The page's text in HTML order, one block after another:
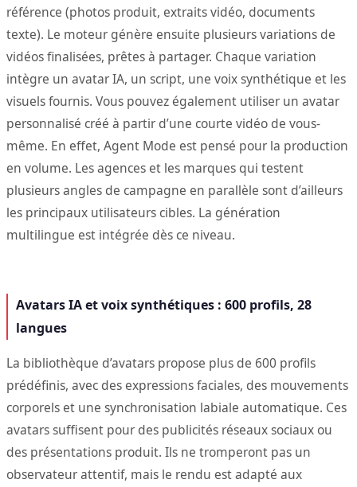
référence (photos produit, extraits vidéo, documents
texte). Le moteur génère ensuite plusieurs variations de
vidéos finalisées, prêtes à partager. Chaque variation
intègre un avatar IA, un script, une voix synthétique et les
visuels fournis. Vous pouvez également utiliser un avatar
personnalisé créé à partir d’une courte vidéo de vous-
même. En effet, Agent Mode est pensé pour la production
en volume. Les agences et les marques qui testent
plusieurs angles de campagne en parallèle sont d’ailleurs
les principaux utilisateurs cibles. La génération
multilingue est intégrée dès ce niveau.
Avatars IA et voix synthétiques : 600 profils, 28
langues
La bibliothèque d’avatars propose plus de 600 profils
prédéfinis, avec des expressions faciales, des mouvements
corporels et une synchronisation labiale automatique. Ces
avatars suffisent pour des publicités réseaux sociaux ou
des présentations produit. Ils ne tromperont pas un
observateur attentif, mais le rendu est adapté aux